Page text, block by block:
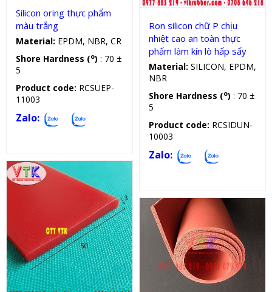
Silicon oring thực phẩm
màu trắng
Material: EPDM, NBR, CR
Shore Hardness (o) : 70 ±
5
Product code: RCSUEP-
11003
Zalo:
Ron silicon chữ P chịu
nhiệt cao an toàn thực
phẩm làm kín lò hấp sấy
Material: SILICON, EPDM,
NBR
Shore Hardness (o) : 70 ±
5
Product code: RCSIDUN-
10003
Zalo:
Tấm silicon
Cuộn silicon